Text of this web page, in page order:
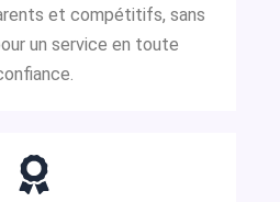
et compétitifs, sans
un service en toute